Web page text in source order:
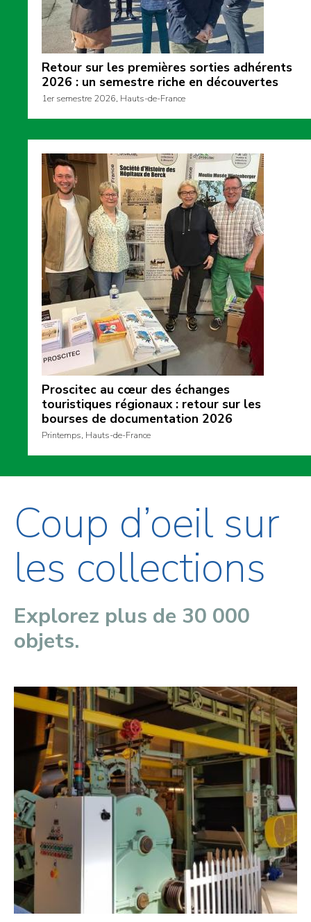
Retour sur les premières sorties adhérents
2026 : un semestre riche en découvertes
1er semestre 2026, Hauts-de-France
Proscitec au cœur des échanges
touristiques régionaux : retour sur les
bourses de documentation 2026
Printemps, Hauts-de-France
Coup d’oeil sur
les collections
Explorez plus de 30 000
objets.